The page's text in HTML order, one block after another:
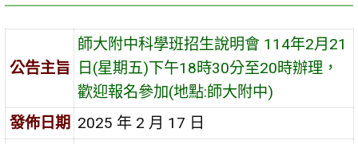
公告主旨
師大附中科學班招生說明會 114年2月21
日(星期五)下午18時30分至20時辦理，
歡迎報名參加(地點:師大附中)
發佈日期 2025 年 2 月 17 日